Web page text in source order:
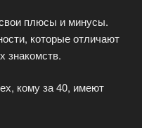
плюсы и минусы.
которые отличают
знакомств.
кому за 40, имеют